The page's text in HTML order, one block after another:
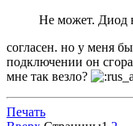
Не может. Диод
согласен. но у меня
подключении он
мне так везло?
Печать